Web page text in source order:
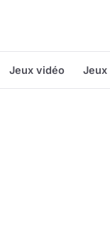
Jeux vidéo Jeux